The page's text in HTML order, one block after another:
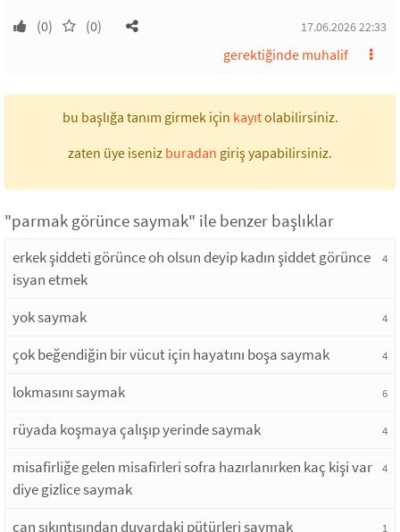
(0) (0) 17.06.2026 22:33
gerektiğinde muhalif
bu başlığa tanım girmek için kayıtolabilirsiniz.
zaten üye iseniz buradan giriş yapabilirsiniz.
"parmak görünce saymak" ile benzer başlıklar
erkek şiddeti görünce oh olsun deyip kadın şiddet görünce
isyan etmek
4
yok saymak 4
çok beğendiğin bir vücut için hayatını boşa saymak 4
lokmasını saymak 6
rüyada koşmaya çalışıp yerinde saymak 4
misafirliğe gelen misafirleri sofra hazırlanırken kaç kişi var
diye gizlice saymak
4
can sıkıntısından duvardaki pütürleri saymak 1